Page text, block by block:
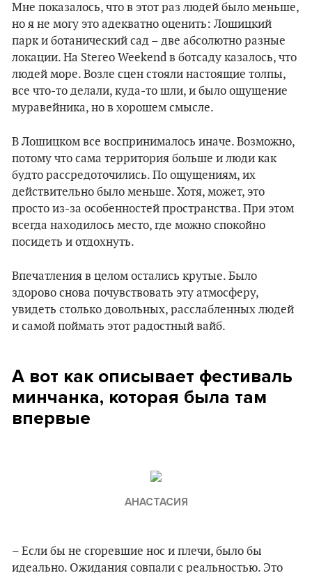
Мне показалось, что в этот раз людей было меньше,
но я не могу это адекватно оценить: Лошицкий
парк и ботанический сад – две абсолютно разные
локации. На Stereo Weekend в ботсаду казалось, что
людей море. Возле сцен стояли настоящие толпы,
все что-то делали, куда-то шли, и было ощущение
муравейника, но в хорошем смысле.
В Лошицком все воспринималось иначе. Возможно,
потому что сама территория больше и люди как
будто рассредоточились. По ощущениям, их
действительно было меньше. Хотя, может, это
просто из-за особенностей пространства. При этом
всегда находилось место, где можно спокойно
посидеть и отдохнуть.
Впечатления в целом остались крутые. Было
здорово снова почувствовать эту атмосферу,
увидеть столько довольных, расслабленных людей
и самой поймать этот радостный вайб.
А вот как описывает фестиваль
минчанка, которая была там
впервые
АНАСТАСИЯ
– Если бы не сгоревшие нос и плечи, было бы
идеально. Ожидания совпали с реальностью. Это